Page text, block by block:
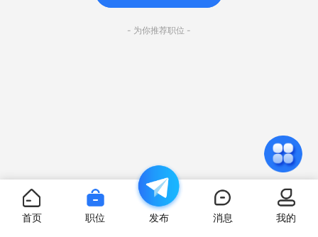
- 为你推荐职位 -
首页 职位 发布 消息 我的